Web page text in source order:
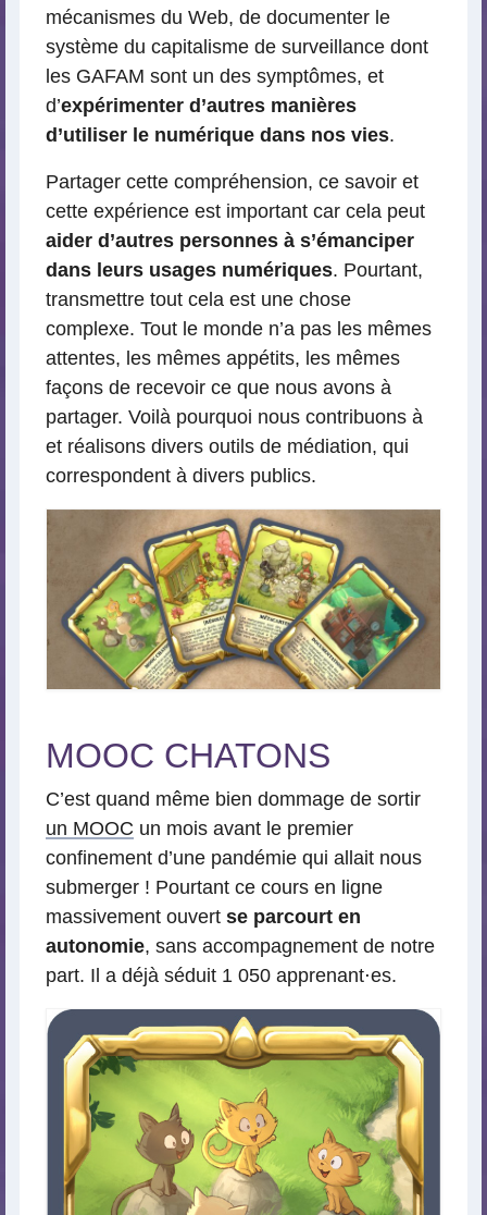
mécanismes du Web, de documenter le
système du capitalisme de surveillance dont
les GAFAM sont un des symptômes, et
d’expérimenter d’autres manières
d’utiliser le numérique dans nos vies.
Partager cette compréhension, ce savoir et
cette expérience est important car cela peut
aider d’autres personnes à s’émanciper
dans leurs usages numériques. Pourtant,
transmettre tout cela est une chose
complexe. Tout le monde n’a pas les mêmes
attentes, les mêmes appétits, les mêmes
façons de recevoir ce que nous avons à
partager. Voilà pourquoi nous contribuons à
et réalisons divers outils de médiation, qui
correspondent à divers publics.
MOOC CHATONS
C’est quand même bien dommage de sortir
un MOOC un mois avant le premier
confinement d’une pandémie qui allait nous
submerger ! Pourtant ce cours en ligne
massivement ouvert se parcourt en
autonomie, sans accompagnement de notre
part. Il a déjà séduit 1 050 apprenant⋅es.